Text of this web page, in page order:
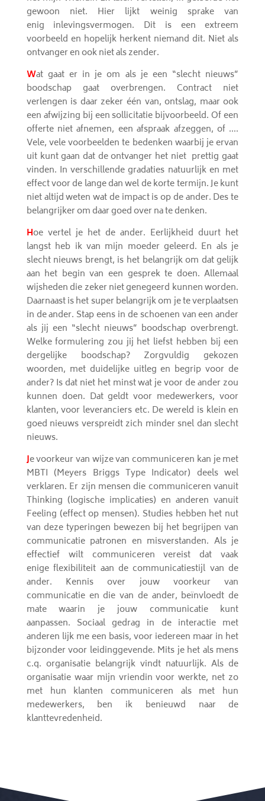
gewoon niet. Hier lijkt weinig sprake van
enig inlevingsvermogen. Dit is een extreem
voorbeeld en hopelijk herkent niemand dit. Niet als
ontvanger en ook niet als zender.
Wat gaat er in je om als je een “slecht nieuws”
boodschap gaat overbrengen. Contract niet
verlengen is daar zeker één van, ontslag, maar ook
een afwijzing bij een sollicitatie bijvoorbeeld. Of een
offerte niet afnemen, een afspraak afzeggen, of ….
Vele, vele voorbeelden te bedenken waarbij je ervan
uit kunt gaan dat de ontvanger het niet prettig gaat
vinden. In verschillende gradaties natuurlijk en met
effect voor de lange dan wel de korte termijn. Je kunt
niet altijd weten wat de impact is op de ander. Des te
belangrijker om daar goed over na te denken.
Hoe vertel je het de ander. Eerlijkheid duurt het
langst heb ik van mijn moeder geleerd. En als je
slecht nieuws brengt, is het belangrijk om dat gelijk
aan het begin van een gesprek te doen. Allemaal
wijsheden die zeker niet genegeerd kunnen worden.
Daarnaast is het super belangrijk om je te verplaatsen
in de ander. Stap eens in de schoenen van een ander
als jij een “slecht nieuws” boodschap overbrengt.
Welke formulering zou jij het liefst hebben bij een
dergelijke boodschap? Zorgvuldig gekozen
woorden, met duidelijke uitleg en begrip voor de
ander? Is dat niet het minst wat je voor de ander zou
kunnen doen. Dat geldt voor medewerkers, voor
klanten, voor leveranciers etc. De wereld is klein en
goed nieuws verspreidt zich minder snel dan slecht
nieuws.
Je voorkeur van wijze van communiceren kan je met
MBTI (Meyers Briggs Type Indicator) deels wel
verklaren. Er zijn mensen die communiceren vanuit
Thinking (logische implicaties) en anderen vanuit
Feeling (effect op mensen). Studies hebben het nut
van deze typeringen bewezen bij het begrijpen van
communicatie patronen en misverstanden. Als je
effectief wilt communiceren vereist dat vaak
enige flexibiliteit aan de communicatiestijl van de
ander. Kennis over jouw voorkeur van
communicatie en die van de ander, beïnvloedt de
mate waarin je jouw communicatie kunt
aanpassen. Sociaal gedrag in de interactie met
anderen lijk me een basis, voor iedereen maar in het
bijzonder voor leidinggevende. Mits je het als mens
c.q. organisatie belangrijk vindt natuurlijk. Als de
organisatie waar mijn vriendin voor werkte, net zo
met hun klanten communiceren als met hun
medewerkers, ben ik benieuwd naar de
klanttevredenheid.